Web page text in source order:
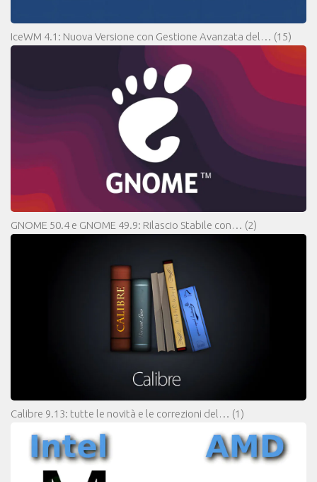
IceWM 4.1: Nuova Versione con Gestione Avanzata del… (15)
GNOME 50.4 e GNOME 49.9: Rilascio Stabile con… (2)
Calibre 9.13: tutte le novità e le correzioni del… (1)